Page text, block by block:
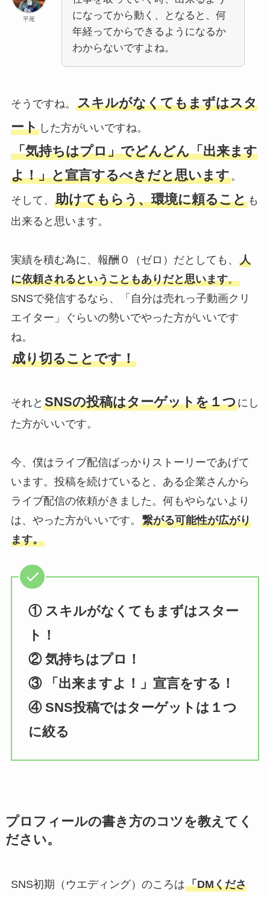
平尾
になってから動く、となると、何
年経ってからできるようになるか
わからないですよね。
そうですね。 スキルがなくてもまずはスタ
ートした方がいいですね。
「気持ちはプロ」でどんどん「出来ます
よ！」と宣言するべきだと思います。
そして、 助けてもらう、環境に頼ることも
出来ると思います。
実績を積む為に、報酬０（ゼロ）だとしても、 人
に依頼されるということもありだと思います。
SNSで発信するなら、「自分は売れっ子動画クリ
エイター」ぐらいの勢いでやった方がいいです
ね。
成り切ることです！
それと SNSの投稿はターゲットを１つにし
た方がいいです。
今、僕はライブ配信ばっかりストーリーであげて
います。投稿を続けていると、ある企業さんから
ライブ配信の依頼がきました。何もやらないより
は、やった方がいいです。 繋がる可能性が広がり
ます。
① スキルがなくてもまずはスター
ト！
② 気持ちはプロ！
③ 「出来ますよ！」宣言をする！
④ SNS投稿ではターゲットは１つ
に絞る
プロフィールの書き方のコツを教えてく
ださい。
SNS初期（ウエディング）のころは「DMくださ